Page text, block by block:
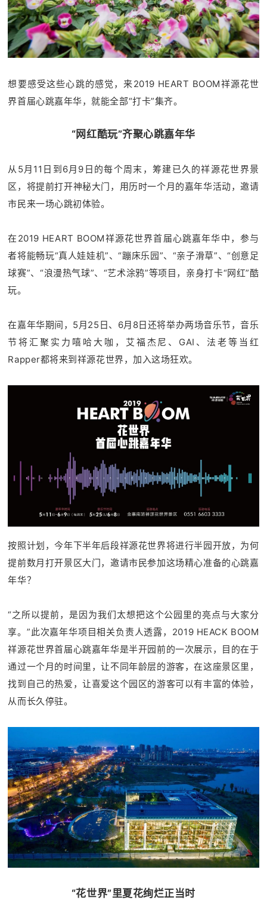
想要感受这些心跳的感觉，来2019 HEART BOOM祥源花世
界首届心跳嘉年华，就能全部“打卡”集齐。
“网红酷玩”齐聚心跳嘉年华
从5月11日到6月9日的每个周末，筹建已久的祥源花世界景
区，将提前打开神秘大门，用历时一个月的嘉年华活动，邀请
市民来一场心跳初体验。
在2019 HEART BOOM祥源花世界首届心跳嘉年华中，参与
者将能畅玩“真人娃娃机”、“蹦床乐园”、“亲子滑草”、“创意足
球赛”、“浪漫热气球”、“艺术涂鸦”等项目，亲身打卡“网红”酷
玩。
在嘉年华期间，5月25日、6月8日还将举办两场音乐节，音乐
节将汇聚实力嘻哈大咖，艾福杰尼、GAI、法老等当红
Rapper都将来到祥源花世界，加入这场狂欢。
按照计划，今年下半年后段祥源花世界将进行半园开放，为何
提前数月打开景区大门，邀请市民参加这场精心准备的心跳嘉
年华？
“之所以提前，是因为我们太想把这个公园里的亮点与大家分
享。”此次嘉年华项目相关负责人透露，2019 HEACK BOOM
祥源花世界首届心跳嘉年华是半开园前的一次展示，目的在于
通过一个月的时间里，让不同年龄层的游客，在这座景区里，
找到自己的热爱，让喜爱这个园区的游客可以有丰富的体验，
从而长久停驻。
“花世界”里夏花绚烂正当时